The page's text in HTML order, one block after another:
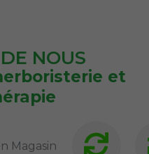
NOUS
et
Magasin